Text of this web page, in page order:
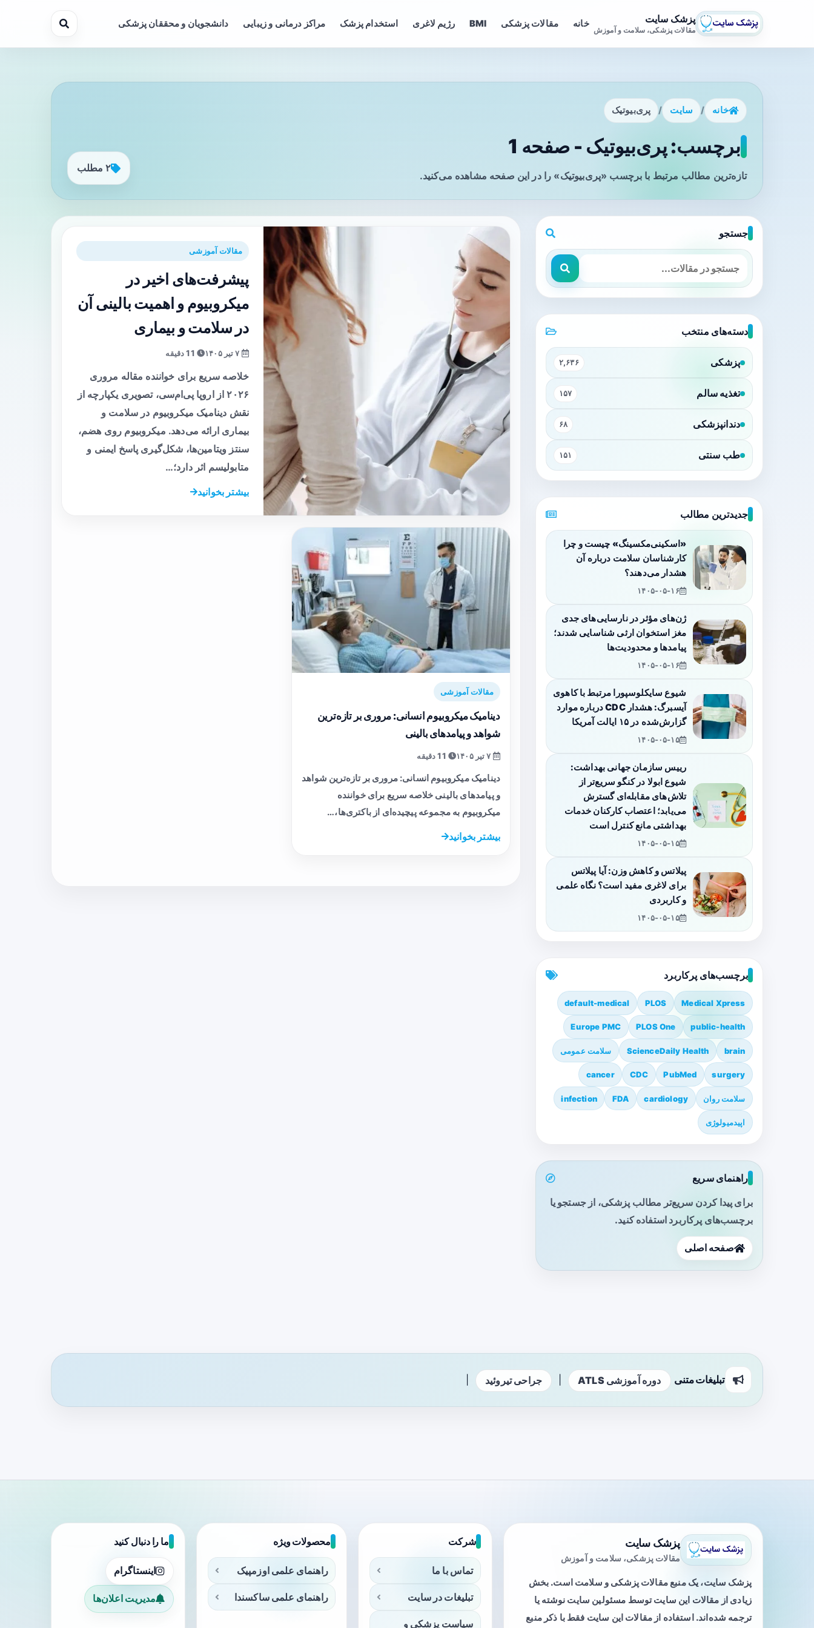
پزشک سایت
مقالات پزشکی، سلامت و آموزش
خانه مقالات پزشکی BMI رژیم لاغری استخدام پزشک مراکز درمانی و زیبایی دانشجویان و محققان پزشکی
خانه / سایت / پری‌بیوتیک
برچسب: پری‌بیوتیک - صفحه 1
تازه‌ترین مطالب مرتبط با برچسب «پری‌بیوتیک» را در این صفحه مشاهده می‌کنید.
۲ مطلب
مقالات آموزشی
پیشرفت‌های اخیر در
میکروبیوم و اهمیت بالینی آن
در سلامت و بیماری
خلاصه سریع برای خواننده مقاله مروری
۲۰۲۶ از اروپا پی‌ام‌سی، تصویری یکپارچه از
نقش دینامیک میکروبیوم در سلامت و
بیماری ارائه می‌دهد. میکروبیوم روی هضم،
سنتز ویتامین‌ها، شکل‌گیری پاسخ ایمنی و
متابولیسم اثر دارد؛…
بیشتر بخوانید
مقالات آموزشی
دینامیک میکروبیوم انسانی: مروری بر تازه‌ترین
شواهد و پیامدهای بالینی
دینامیک میکروبیوم انسانی: مروری بر تازه‌ترین شواهد
و پیامدهای بالینی خلاصه سریع برای خواننده
میکروبیوم به مجموعه پیچیده‌ای از باکتری‌ها،…
بیشتر بخوانید
جستجو
دسته‌های منتخب
پزشکی ۲,۶۳۶
تغذیه سالم ۱۵۷
دندانپزشکی ۶۸
طب سنتی ۱۵۱
جدیدترین مطالب
«اسکینی‌مکسینگ» چیست و چرا
کارشناسان سلامت درباره آن
هشدار می‌دهند؟
۱۴۰۵-۰۵-۱۶
ژن‌های مؤثر در نارسایی‌های جدی
مغز استخوان ارثی شناسایی شدند؛
پیامدها و محدودیت‌ها
۱۴۰۵-۰۵-۱۶
شیوع سایکلوسپورا مرتبط با کاهوی
آیسبرگ: هشدار CDC درباره موارد
گزارش‌شده در ۱۵ ایالت آمریکا
۱۴۰۵-۰۵-۱۵
رییس سازمان جهانی بهداشت:
شیوع ابولا در کنگو سریع‌تر از
تلاش‌های مقابله‌ای گسترش
می‌یابد؛ اعتصاب کارکنان خدمات
بهداشتی مانع کنترل است
۱۴۰۵-۰۵-۱۵
پیلاتس و کاهش وزن: آیا پیلاتس
برای لاغری مفید است؟ نگاه علمی
و کاربردی
۱۴۰۵-۰۵-۱۵
برچسب‌های پرکاربرد
Medical Xpress
PLOS
default-medical
public-health
PLOS One
Europe PMC
brain
ScienceDaily Health سلامت عمومی
surgery
PubMed
CDC
cancer
سلامت روان cardiology
FDA
infection
اپیدمیولوژی
راهنمای سریع
برای پیدا کردن سریع‌تر مطالب پزشکی، از جستجو یا
برچسب‌های پرکاربرد استفاده کنید.
صفحه اصلی
تبلیغات متنی دوره آموزشی ATLS جراحی تیروئید
پزشک سایت
مقالات پزشکی، سلامت و آموزش
پزشک سایت، یک منبع مقالات پزشکی و سلامت است. بخش
زیادی از مقالات این سایت توسط مسئولین سایت نوشته یا
ترجمه شده‌اند. استفاده از مقالات این سایت فقط با ذکر منبع
شرکت
تماس با ما
تبلیغات در سایت
سیاست پزشکی و
محصولات ویژه
راهنمای علمی اوزمپیک
راهنمای علمی ساکسندا
ما را دنبال کنید
اینستاگرام
مدیریت اعلان‌ها